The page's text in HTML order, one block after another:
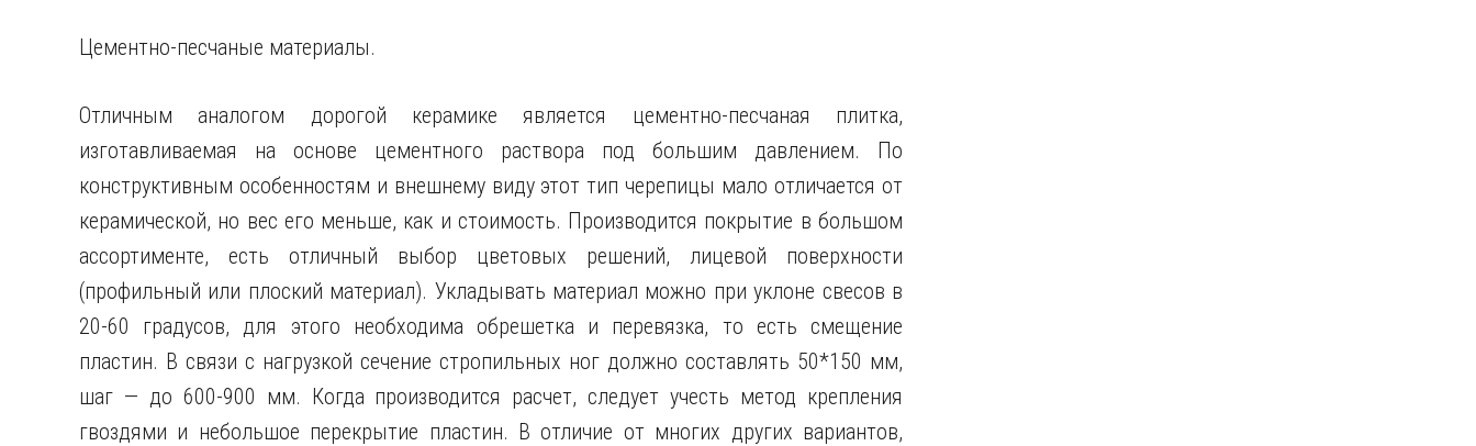
Цементно-песчаные материалы.
Отличным аналогом дорогой керамике является цементно-песчаная плитка,
изготавливаемая на основе цементного раствора под большим давлением. По
конструктивным особенностям и внешнему виду этот тип черепицы мало отличается от
керамической, но вес его меньше, как и стоимость. Производится покрытие в большом
ассортименте, есть отличный выбор цветовых решений, лицевой поверхности
(профильный или плоский материал). Укладывать материал можно при уклоне свесов в
20-60 градусов, для этого необходима обрешетка и перевязка, то есть смещение
пластин. В связи с нагрузкой сечение стропильных ног должно составлять 50*150 мм,
шаг — до 600-900 мм. Когда производится расчет, следует учесть метод крепления
гвоздями и небольшое перекрытие пластин. В отличие от многих других вариантов,